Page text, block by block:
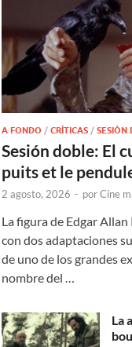
A FONDO /CRÍTICAS /SESIÓN
Sesión doble: El
puits et le
2 agosto, 2026 - porCine
La figura de Edgar
con dos adaptaciones
de uno de los grandes
nombre del …
La